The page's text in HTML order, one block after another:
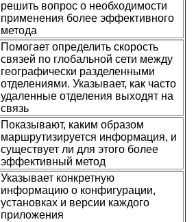
решить вопрос о необходимости
применения более эффективного
метода
Помогает определить скорость
связей по глобальной сети между
географически разделенными
отделениями. Указывает, как часто
удаленные отделения выходят на
связь
Показывают, каким образом
маршрутизируется информация, и
существует ли для этого более
эффективный метод
Указывает конкретную
информацию о конфигурации,
установках и версии каждого
приложения